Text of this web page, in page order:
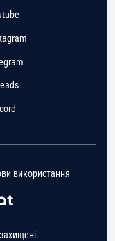
використання